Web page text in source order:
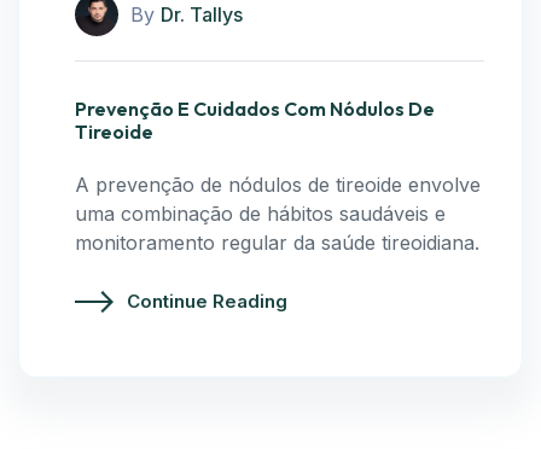
By Dr. Tallys
Prevenção E Cuidados Com Nódulos De
Tireoide
A prevenção de nódulos de tireoide envolve
uma combinação de hábitos saudáveis e
monitoramento regular da saúde tireoidiana.
Continue Reading